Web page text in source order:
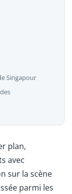
Singapour
plan,
avec
sur la scène
parmi les